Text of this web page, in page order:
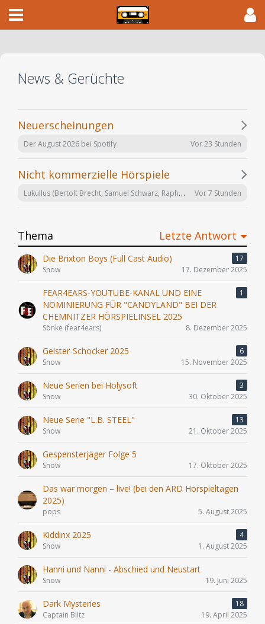
News & Gerüchte
Neuerscheinungen
Der August 2026 bei Spotify Vor 23 Stunden
Nicht kommerzielle Hörspiele
Lukullus (Bertolt Brecht, Samuel Schwarz, Raphael Urweider) SRF 2018 Vor 7 Stunden
Thema Letzte Antwort
Die Brixton Boys (Full Cast Audio)
17
Snow
17. Dezember 2025
FEAR4EARS-YOUTUBE-KANAL UND EINE
NOMINIERUNG FÜR "CANDYLAND" BEI DER
CHEMNITZER HÖRSPIELINSEL 2025
1
Sönke (fear4ears) 8. Dezember 2025
Geister-Schocker 2025
6
Snow
15. November 2025
Neue Serien bei Holysoft
3
Snow
30. Oktober 2025
Neue Serie "L.B. STEEL"
13
Snow
21. Oktober 2025
Gespensterjäger Folge 5
Snow 17. Oktober 2025
Das war morgen – live! (bei den ARD Hörspieltagen
2025)
pops 5. August 2025
Kiddinx 2025
4
Snow
1. August 2025
Hanni und Nanni - Abschied und Neustart
Snow 19. Juni 2025
Dark Mysteries
18
Captain Blitz
19. April 2025